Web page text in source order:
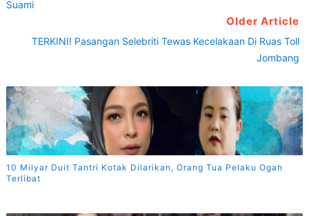
Suami
Older Article
TERKINI! Pasangan Selebriti Tewas Kecelakaan Di Ruas Toll
Jombang
10 Milyar Duit Tantri Kotak Dilarikan, Orang Tua Pelaku Ogah
Terlibat